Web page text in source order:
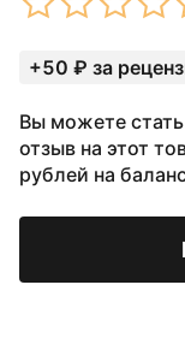
+50 ₽ за
Вы можете
отзыв на этот
рублей на